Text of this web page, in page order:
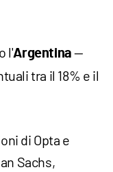
l'Argentina —
tra il 18% e il
di Opta e
Sachs,